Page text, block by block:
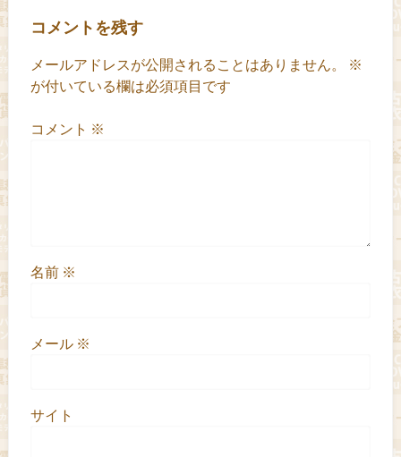
コメントを残す
メールアドレスが公開されることはありません。
※
が付いている欄は必須項目です
コメント ※
名前 ※
メール ※
サイト